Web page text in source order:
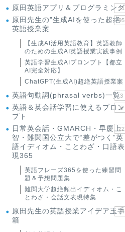
原田英語アプリ＆プログラミング
31
原田先生の"生成AIを使った超絶
英語授業案
95
【生成AI活用英語教育】英語教師
のための生成AI英語授業実践事例
英語学習生成AIプロンプト【都立
AI完全対応】
ChatGPT(生成AI)超絶英語授業案
英語句動詞(phrasal verbs)一覧3
英語＆英会話学習に使えるプロン
プト
6
日常英会話・GMARCH・早慶上
智・難関国公立大で“差がつく”英
語イディオム・ことわざ・口語表
現365
22
英語フレーズ365を使った練習問
題＆予想問題集
難関大学超絶頻出イディオム・こ
とわざ・会話文表現特集
原田先生の英語授業アイデア玉手
箱
24